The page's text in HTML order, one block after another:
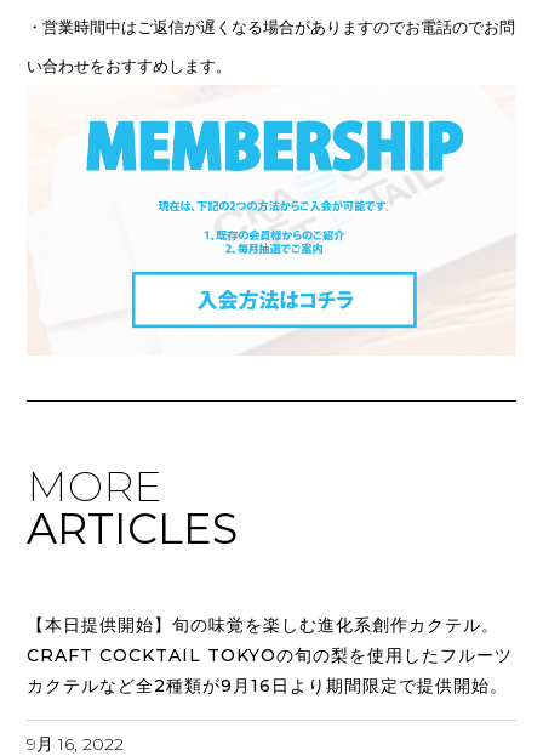
・営業時間中はご返信が遅くなる場合がありますのでお電話のでお問
い合わせをおすすめします。
MORE
ARTICLES
【本日提供開始】旬の味覚を楽しむ進化系創作カクテル。
CRAFT COCKTAIL TOKYOの旬の梨を使用したフルーツ
カクテルなど全2種類が9月16日より期間限定で提供開始。
9月 16, 2022